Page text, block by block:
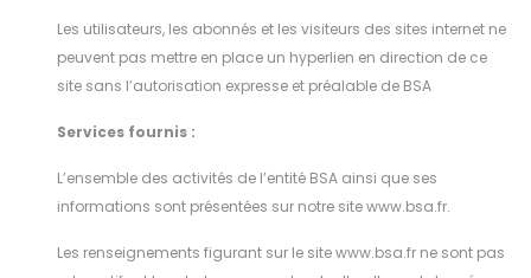
Les utilisateurs, les abonnés et les visiteurs des sites internet ne
peuvent pas mettre en place un hyperlien en direction de ce
site sans l’autorisation expresse et préalable de BSA
Services fournis :
L’ensemble des activités de l’entité BSA ainsi que ses
informations sont présentées sur notre site www.bsa.fr.
Les renseignements figurant sur le site www.bsa.fr ne sont pas